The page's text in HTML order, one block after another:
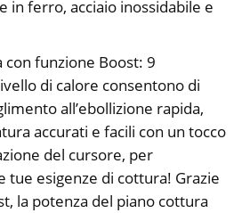
in ferro, acciaio inossidabile e
funzione Boost: 9
di calore consentono di
all’ebollizione rapida,
accurati e facili con un tocco
del cursore, per
tue esigenze di cottura! Grazie
la potenza del piano cottura